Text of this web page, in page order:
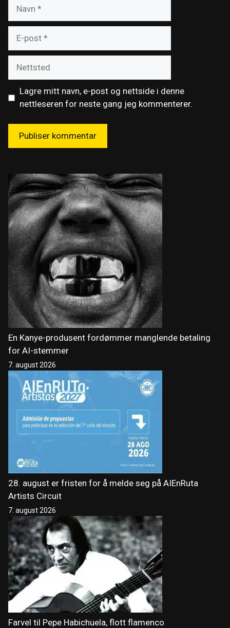
post
Lagre mitt navn, e-post og nettside i denne
nettleseren for neste gang jeg kommenterer.
En Kanye-produsent fordømmer manglende betaling
for AI-stemmer
7. august 2026
28. august er fristen for å melde seg på AIEnRuta
Artists Circuit
7. august 2026
Farvel til Pepe Habichuela, flott flamenco